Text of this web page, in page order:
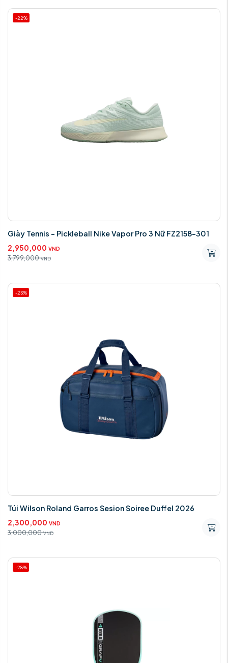
-22%
Giày Tennis - Pickleball Nike Vapor Pro 3 Nữ FZ2158-301
2,950,000 VND
3,799,000 VND
-23%
Túi Wilson Roland Garros Sesion Soiree Duffel 2026
2,300,000 VND
3,000,000 VND
-28%